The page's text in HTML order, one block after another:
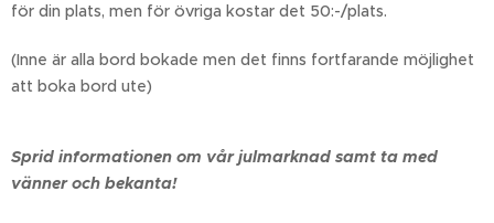
för din plats, men för övriga kostar det 50:-/plats.
(Inne är alla bord bokade men det finns fortfarande möjlighet
att boka bord ute)
Sprid informationen om vår julmarknad samt ta med
vänner och bekanta!